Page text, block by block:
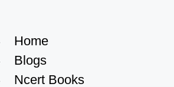
Home
Blogs
Ncert Books